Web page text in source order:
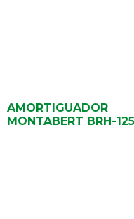
AMORTIGUADOR
MONTABERT BRH-125